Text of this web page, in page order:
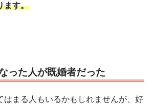
ます。
った人が既婚者だった
はまる人もいるかもしれませんが、好